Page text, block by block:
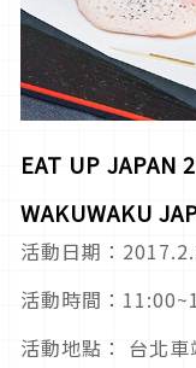
EAT UP
WAKUWAKU
活動日期：
活動時間：
活動地點： 台北